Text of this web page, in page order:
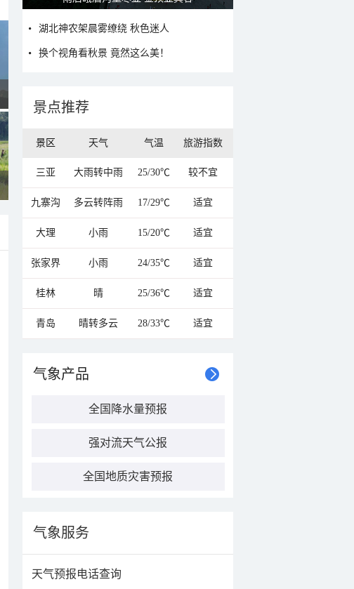
湖北神农架晨雾缭绕 秋色迷人
换个视角看秋景 竟然这么美！
景点推荐
景区 天气 气温 旅游指数
三亚 大雨转中雨 25/30℃ 较不宜
九寨沟 多云转阵雨 17/29℃ 适宜
大理 小雨 15/20℃ 适宜
张家界 小雨 24/35℃ 适宜
桂林 晴 25/36℃ 适宜
青岛 晴转多云 28/33℃ 适宜
气象产品
全国降水量预报
强对流天气公报
全国地质灾害预报
气象服务
天气预报电话查询